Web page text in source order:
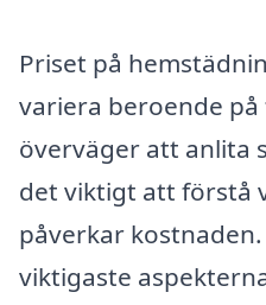
Priset på
variera beroende
överväger att anlita
det viktigt att förstå
påverkar
viktigaste